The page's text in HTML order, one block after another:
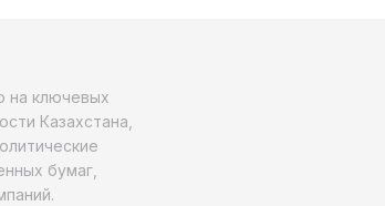
на ключевых
Казахстана,
бумаг,